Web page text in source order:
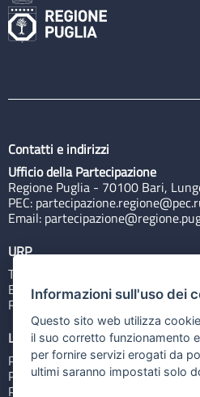
Contatti e indirizzi
Ufficio della Partecipazione
Regione Puglia - 70100 Bari,
PEC:
Email:
URP
Tel: 800713939
Email:
Rubrica
Link utili
Portale Istituzionale
PO FESR Puglia 2014-2020
PSR Puglia 2014-2020
Informazioni sull'uso dei
Questo sito web utilizza
il suo corretto funzionamento
per fornire servizi erogati da
ultimi saranno impostati solo